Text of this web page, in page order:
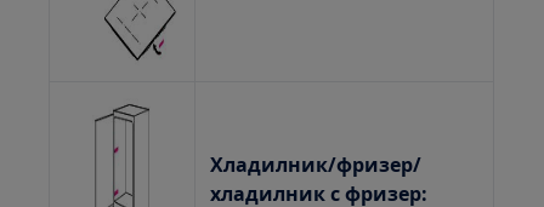
Хладилник/фризер/
хладилник с фризер: